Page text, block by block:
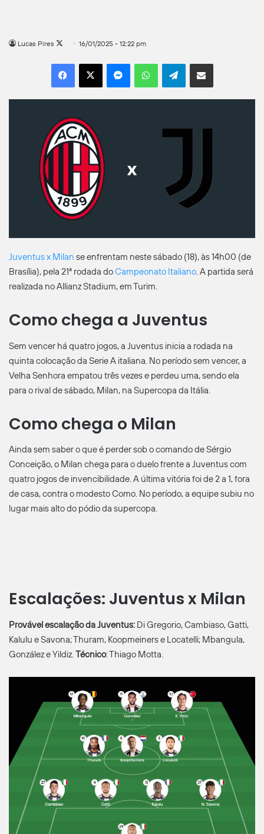
Lucas Pires
Follow
X
16/01/2025 - 12:22 pm
Facebook
X MessengerWhatsAppTelegramCompartilhar por e-mail
Juventus x Milan se enfrentam neste sábado (18), às 14h00 (de
Brasília), pela 21ª rodada doCampeonato Italiano. A partida será
realizada no Allianz Stadium, em Turim.
Como chega a Juventus
Sem vencer há quatro jogos, a Juventus inicia a rodada na
quinta colocação da Serie A italiana. No período sem vencer, a
Velha Senhora empatou três vezes e perdeu uma, sendo ela
para o rival de sábado, Milan, na Supercopa da Itália.
Como chega o Milan
Ainda sem saber o que é perder sob o comando de Sérgio
Conceição, o Milan chega para o duelo frente a Juventus com
quatro jogos de invencibilidade. A última vitória foi de 2 a 1, fora
de casa, contra o modesto Como. No período, a equipe subiu no
lugar mais alto do pódio da supercopa.
Escalações: Juventus x Milan
Provável escalação da Juventus: Di Gregorio, Cambiaso, Gatti,
Kalulu e Savona; Thuram, Koopmeiners e Locatelli; Mbangula,
González e Yildiz.Técnico: Thiago Motta.